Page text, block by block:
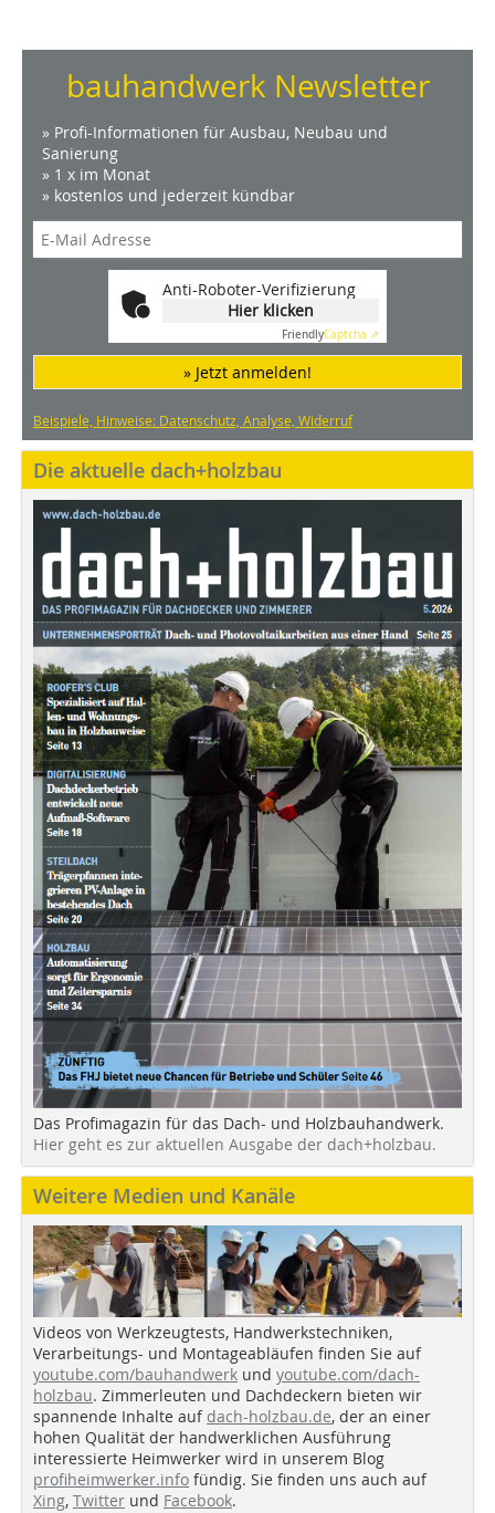
bauhandwerk Newsletter
» Profi-Informationen für Ausbau, Neubau und
Sanierung
» 1 x im Monat
» kostenlos und jederzeit kündbar
Anti-Roboter-Verifizierung
Hier klicken
FriendlyCaptcha ⇗
» Jetzt anmelden!
Beispiele, Hinweise: Datenschutz, Analyse, Widerruf
Die aktuelle dach+holzbau
Das Profimagazin für das Dach- und Holzbauhandwerk.
Hier geht es zur aktuellen Ausgabe der dach+holzbau.
Weitere Medien und Kanäle
Videos von Werkzeugtests, Handwerkstechniken,
Verarbeitungs- und Montageabläufen finden Sie auf
youtube.com/bauhandwerk und youtube.com/dach-
holzbau. Zimmerleuten und Dachdeckern bieten wir
spannende Inhalte auf dach-holzbau.de, der an einer
hohen Qualität der handwerklichen Ausführung
interessierte Heimwerker wird in unserem Blog
profiheimwerker.info fündig. Sie finden uns auch auf
Xing, Twitter und Facebook.